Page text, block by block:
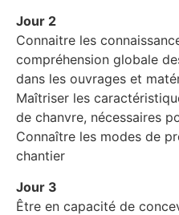
Jour 2
Connaitre les
compréhension globale
dans les ouvrages et
Maîtriser les
de chanvre, nécessaires
Connaître les modes de
chantier
Jour 3
Être en capacité de